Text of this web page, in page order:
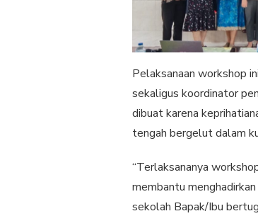
Pelaksanaan workshop
sekaligus koordinator
dibuat karena
tengah bergelut dalam
“Terlaksananya
membantu
sekolah Bapak/Ibu